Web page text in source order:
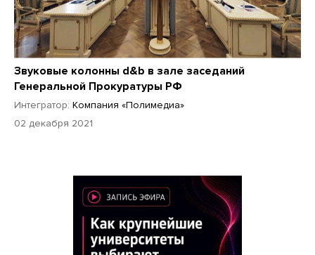
Звуковые колонны d&b в зале заседаний
Генеральной Прокуратуры РФ
Интегратор: Компания «Полимедиа»
02 декабря 2021